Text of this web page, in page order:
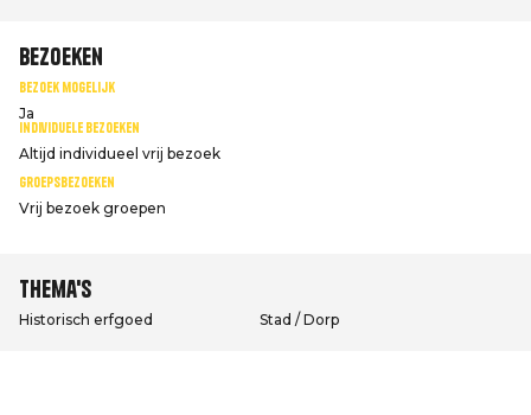
Bezoeken
Bezoek mogelijk
Ja
Individuele bezoeken
Altijd individueel vrij bezoek
Groepsbezoeken
Vrij bezoek groepen
Thema's
Historisch erfgoed Stad / Dorp